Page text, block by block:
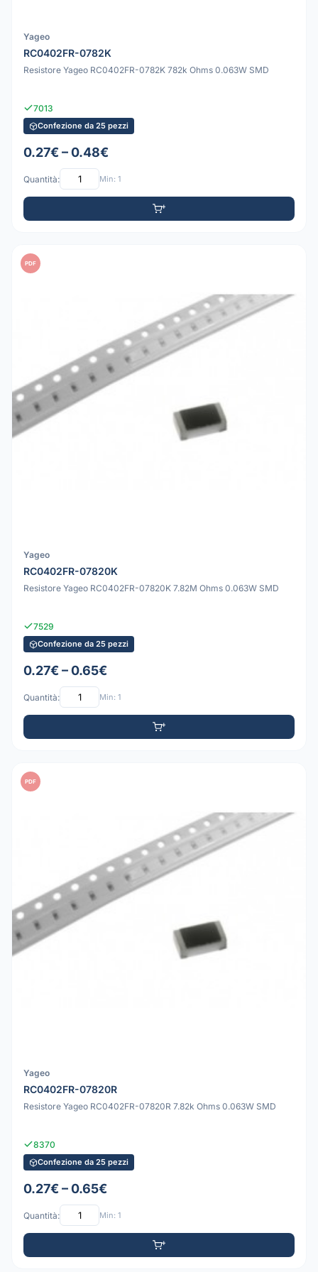
Yageo
RC0402FR-0782K
Resistore Yageo RC0402FR-0782K 782k Ohms 0.063W SMD
7013
Confezione da 25 pezzi
0.27€ – 0.48€
Quantità: Min: 1
PDF
Yageo
RC0402FR-07820K
Resistore Yageo RC0402FR-07820K 7.82M Ohms 0.063W SMD
7529
Confezione da 25 pezzi
0.27€ – 0.65€
Quantità: Min: 1
PDF
Yageo
RC0402FR-07820R
Resistore Yageo RC0402FR-07820R 7.82k Ohms 0.063W SMD
8370
Confezione da 25 pezzi
0.27€ – 0.65€
Quantità: Min: 1